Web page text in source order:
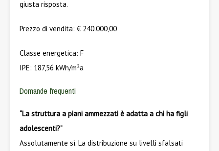
giusta risposta.
Prezzo di vendita: € 240.000,00
Classe energetica: F
IPE: 187,56 kWh/m²a
Domande frequenti
“La struttura a piani ammezzati è adatta a chi ha figli
adolescenti?”
Assolutamente sì. La distribuzione su livelli sfalsati